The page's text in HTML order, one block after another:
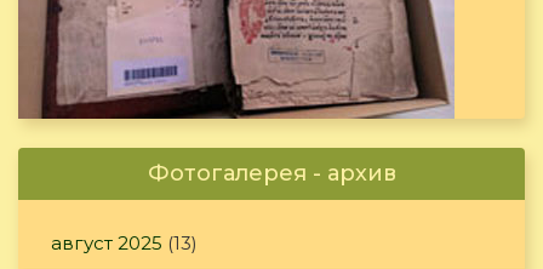
Фотогалерея - архив
август 2025 (13)